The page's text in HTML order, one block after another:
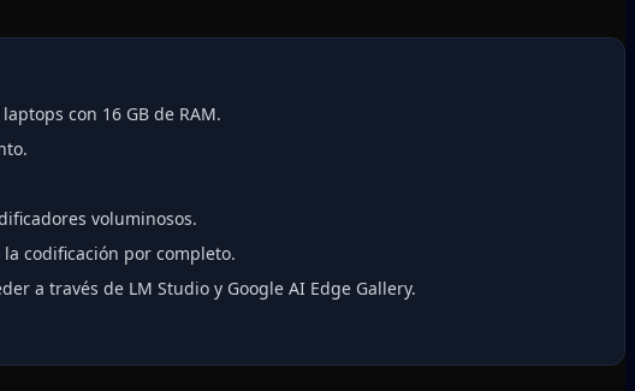
con 16 GB de RAM.
voluminosos.
codificación por completo.
a través de LM Studio y Google AI Edge Gallery.